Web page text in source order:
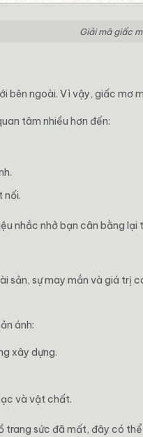
Giải mã giấc
bên ngoài. Vì vậy, giấc
tâm nhiều hơn đến:
nối.
nhắc nhở bạn cân bằng
sự may mắn và giá trị
ánh:
xây dựng.
và vật chất.
sức đã mất, đây có